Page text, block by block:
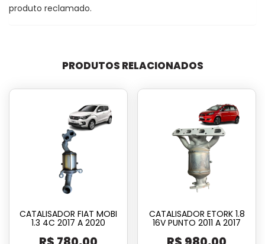
produto reclamado.
PRODUTOS RELACIONADOS
CATALISADOR FIAT MOBI
1.3 4C 2017 A 2020
CATALISADOR ETORK 1.8
16V PUNTO 2011 A 2017